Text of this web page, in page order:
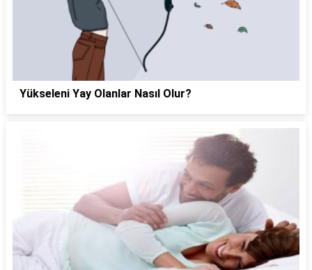
Yükseleni Yay Olanlar Nasıl Olur?